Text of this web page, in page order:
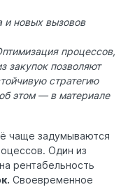
и новых вызовов
процессов,
закупок позволяют
стратегию
этом — в материале
чаще задумываются
Один из
рентабельность
Своевременное